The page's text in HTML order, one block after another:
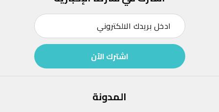
اشترك الآن
المدونة